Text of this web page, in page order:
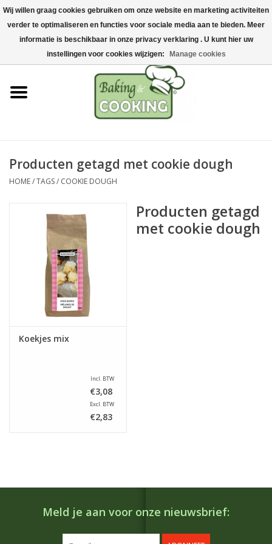
Home
Bak-& kookgerei
Machines & onderdelen
Chocolade & ijsbereiding
Hygiëne & opslag
Grondstoffen & Presentatie
Producten getagd met cookie dough
HOME/TAGS/ COOKIE DOUGH
Koekjes mix
Incl. BTW
€3,08
Excl. BTW
€2,83
Producten getagd
met cookie dough
Meld je aan voor onze nieuwsbrief:
Wij willen graag cookies gebruiken om onze website en marketing activiteiten
verder te optimaliseren en functies voor sociale media aan te bieden. Meer
informatie is beschikbaar in onze privacy verklaring . U kunt hier uw
instellingen voor cookies wijzigen:
Manage cookies